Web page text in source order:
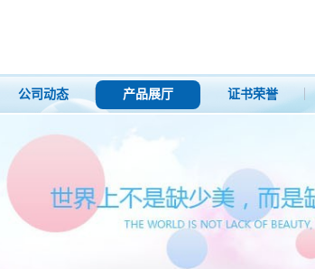
公司动态 产品展厅 证书荣誉